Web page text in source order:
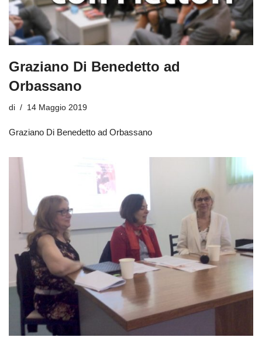
Graziano Di Benedetto ad
Orbassano
di 14 Maggio 2019
Graziano Di Benedetto ad Orbassano